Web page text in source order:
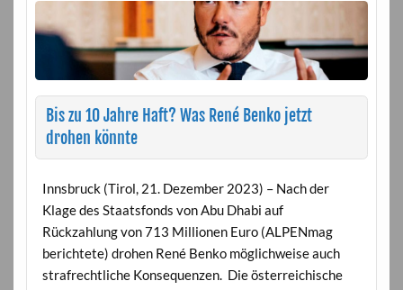
Bis zu 10 Jahre Haft? Was René Benko jetzt
drohen könnte
Innsbruck (Tirol, 21. Dezember 2023) – Nach der
Klage des Staatsfonds von Abu Dhabi auf
Rückzahlung von 713 Millionen Euro (ALPENmag
berichtete) drohen René Benko möglichweise auch
strafrechtliche Konsequenzen. Die österreichische